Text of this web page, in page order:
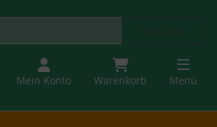
Mein Konto Warenkorb Menü